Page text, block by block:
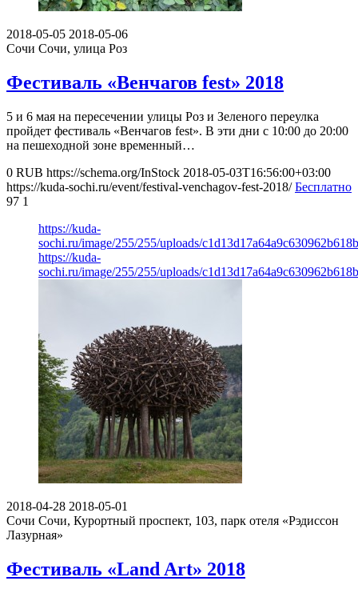
2018-05-05 2018-05-06
Сочи Сочи, улица Роз
Фестиваль «Венчагов fest» 2018
5 и 6 мая на пересечении улицы Роз и Зеленого переулка
пройдет фестиваль «Венчагов fest». В эти дни с 10:00 до 20:00
на пешеходной зоне временный…
0 RUB https://schema.org/InStock 2018-05-03T16:56:00+03:00
https://kuda-sochi.ru/event/festival-venchagov-fest-2018/ Бесплатно
97 1
https://kuda-
sochi.ru/image/255/255/uploads/
https://kuda-
sochi.ru/image/255/255/uploads/
2018-04-28 2018-05-01
Сочи Сочи, Курортный проспект, 103, парк отеля «Рэдиссон
Лазурная»
Фестиваль «Land Art» 2018